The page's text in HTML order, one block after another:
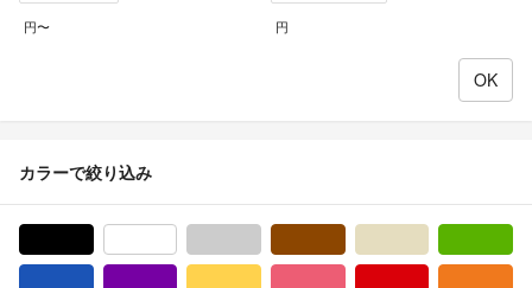
円〜 円
カラーで絞り込み